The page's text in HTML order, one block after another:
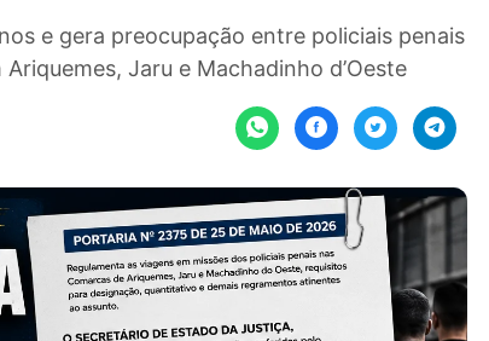
anos e gera preocupação entre
em Ariquemes, Jaru e Machadinho